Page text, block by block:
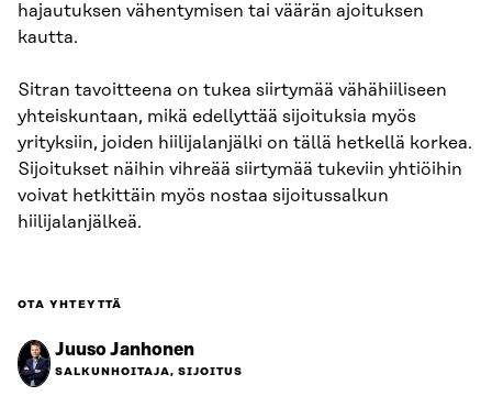
hajautuksen vähentymisen tai väärän ajoituksen
kautta.
Sitran tavoitteena on tukea siirtymää vähähiiliseen
yhteiskuntaan, mikä edellyttää sijoituksia myös
yrityksiin, joiden hiilijalanjälki on tällä hetkellä korkea.
Sijoitukset näihin vihreää siirtymää tukeviin yhtiöihin
voivat hetkittäin myös nostaa sijoitussalkun
hiilijalanjälkeä.
OTA YHTEYTTÄ
Juuso Janhonen
SALKUNHOITAJA, SIJOITUS